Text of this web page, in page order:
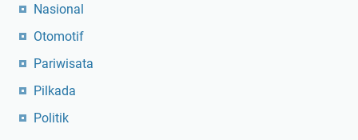
Nasional
Otomotif
Pariwisata
Pilkada
Politik